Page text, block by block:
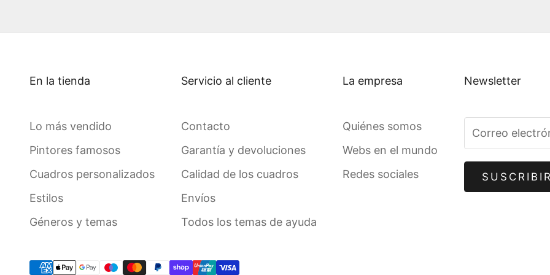
En la tienda
Lo más vendido
Pintores famosos
Cuadros personalizados
Estilos
Géneros y temas
Servicio al cliente
Contacto
Garantía y devoluciones
Calidad de los cuadros
Envíos
Todos los temas de ayuda
La empresa
Quiénes somos
Webs en el mundo
Redes sociales
Newsletter